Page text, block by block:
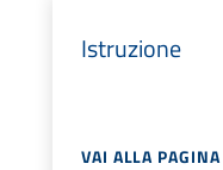
Istruzione
VAI ALLA PAGINA